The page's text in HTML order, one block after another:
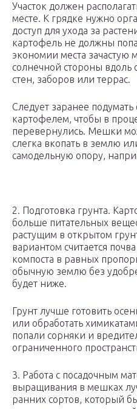
Участок должен
месте. К грядке нужно
доступ для ухода за
картофель не должны
экономии места
солнечной стороны вдоль
стен, заборов или террас.
Следует заранее
картофелем, чтобы в
перевернулись. Мешки
слегка вкопать в землю
самодельную опору,
2. Подготовка грунта.
больше питательных
растущим в открытом
вариантом считается
компоста в равных
обычную землю без
будет ниже.
Грунт лучше готовить
или обработать
попали сорняки и
ограниченного
3. Работа с посадочным
выращивания в мешках
ранних сортов, который